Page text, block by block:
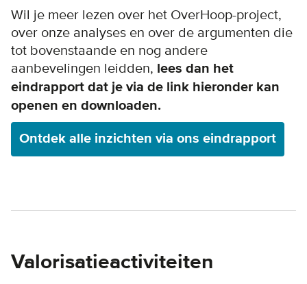
Wil je meer lezen over het OverHoop-project,
over onze analyses en over de argumenten die
tot bovenstaande en nog andere
aanbevelingen leidden, lees dan het
eindrapport dat je via de link hieronder kan
openen en downloaden.
Ontdek alle inzichten via ons eindrapport
Valorisatieactiviteiten